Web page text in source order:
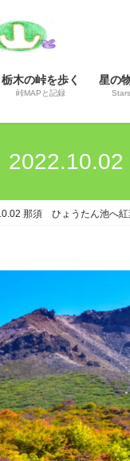
栃木の峠を歩く
峠MAPと記録
星の
Stars
那須 ひょうたん池へ紅